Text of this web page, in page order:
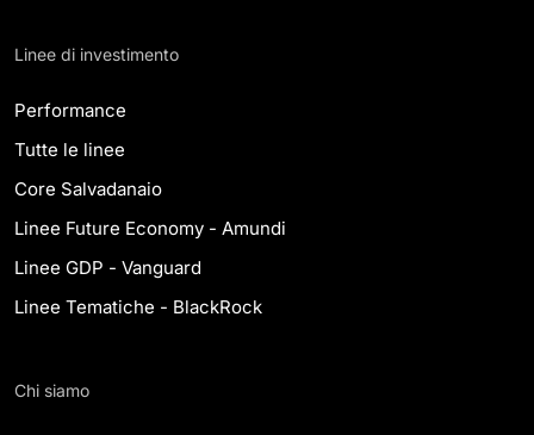
Linee di investimento
Performance
Tutte le linee
Core Salvadanaio
Linee Future Economy - Amundi
Linee GDP - Vanguard
Linee Tematiche - BlackRock
Chi siamo